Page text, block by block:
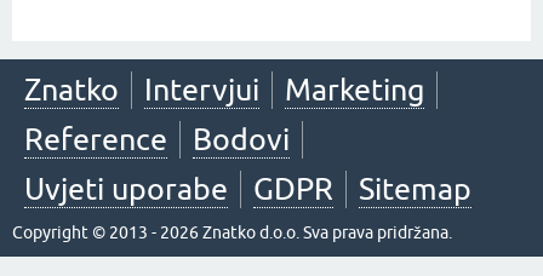
Znatko Intervjui
Marketing
Reference
Bodovi
Uvjeti uporabe
GDPR Sitemap
Copyright © 2013 - 2026 Znatko d.o.o. Sva prava pridržana.